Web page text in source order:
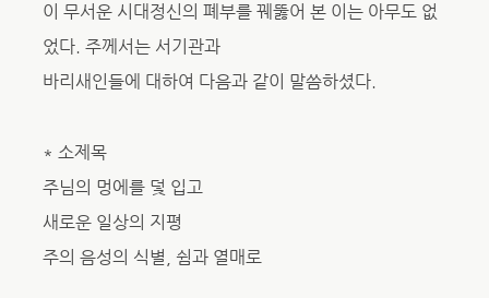
이 무서운 시대정신의 폐부를 꿰뚫어 본 이는 아무도 없
었다. 주께서는 서기관과
바리새인들에 대하여 다음과 같이 말씀하셨다.
* 소제목
주님의 멍에를 덫 입고
새로운 일상의 지평
주의 음성의 식별, 쉼과 열매로